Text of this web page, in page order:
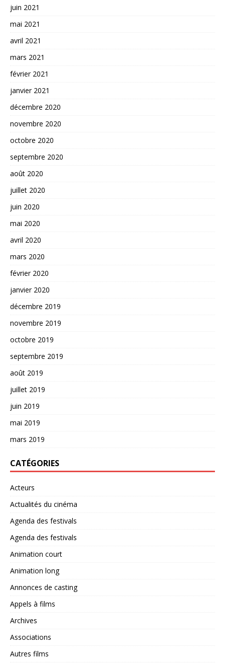
juin 2021
mai 2021
avril 2021
mars 2021
février 2021
janvier 2021
décembre 2020
novembre 2020
octobre 2020
septembre 2020
août 2020
juillet 2020
juin 2020
mai 2020
avril 2020
mars 2020
février 2020
janvier 2020
décembre 2019
novembre 2019
octobre 2019
septembre 2019
août 2019
juillet 2019
juin 2019
mai 2019
mars 2019
CATÉGORIES
Acteurs
Actualités du cinéma
Agenda des festivals
Agenda des festivals
Animation court
Animation long
Annonces de casting
Appels à films
Archives
Associations
Autres films